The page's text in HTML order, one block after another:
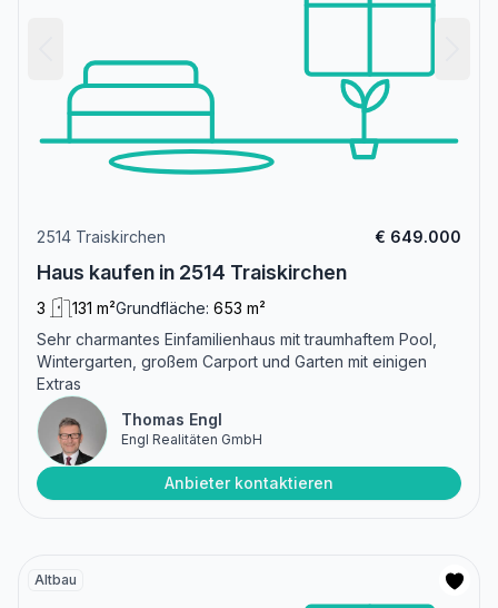
2514 Traiskirchen € 649.000
Haus kaufen in 2514 Traiskirchen
3 131 m²Grundfläche: 653 m²
Sehr charmantes Einfamilienhaus mit traumhaftem Pool,
Wintergarten, großem Carport und Garten mit einigen
Extras
Thomas Engl
Engl Realitäten GmbH
Anbieter kontaktieren
Altbau